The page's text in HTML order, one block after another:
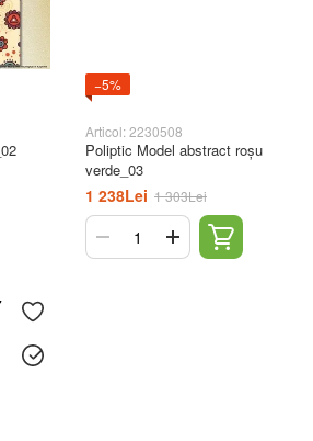
−5%
Articol: 2230508
Poliptic Model abstract roșu
verde_03
1 238Lei 1 303Lei